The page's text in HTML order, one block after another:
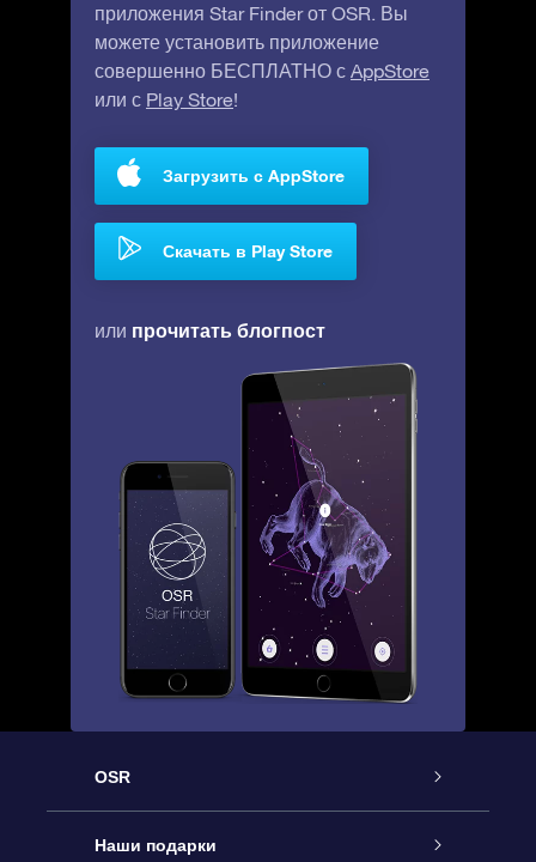
приложения Star Finder от OSR. Вы
можете установить приложение
совершенно БЕСПЛАТНО с AppStore
или с Play Store!
Загрузить с AppStore
Скачать в Play Store
или прочитать блогпост
OSR
Обслуживание
Наши подарки